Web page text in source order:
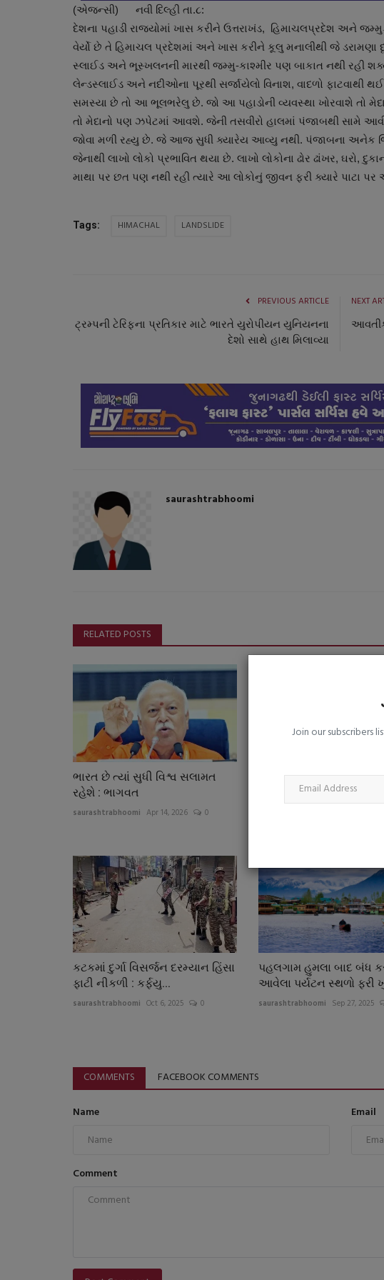
Join our subscribers
(એજન્સી) નવી દિલ્હી તા.૮:
દેશના પહાડી રાજ્યોમાં ખાસ કરીને ઉત્તરાખંડ, હિમાચલપ્રદેશ અને
વેર્યો છે તે હિમાચલ પ્રદેશમાં અને ખાસ કરીને કૂલુ મનાલીથી જે ડરામણા
સ્લાઈડ અને ભૂસ્ખલનની મારથી જમ્મુ-કાશ્મીર પણ બાકાત નથી રહી
લેન્ડસ્લાઈડ અને નદીઓના પૂરથી સર્જાયેલો વિનાશ, વાદળો ફાટવાથી
સમસ્યા છે તો આ ભૂલભરેલુ છે. જો આ પહાડોની વ્યવસ્થા ખોરવાશે તો
તો મેદાનો પણ ઝપેટમાં આવશે. જેની તસવીરો હાલમાં પંજાબથી સામે
જોવા મળી રહ્યુ છે. જે આજ સુધી ક્યારેય આવ્યુ નથી. પંજાબના અનેક
જેનાથી લાખો લોકો પ્રભાવિત થયા છે. લાખો લોકોના ઢોર ઢાંખર,
માથા પર છત પણ નથી રહી ત્યારે આ લોકોનું જીવન ફરી ક્યારે પાટા
Tags: HIMACHAL LANDSLIDE
PREVIOUS ARTICLE
ટ્રમ્પની ટેરિફના પ્રતિકાર માટે ભારતે યુરોપીયન યુનિયનના
દેશો સાથે હાથ મિલાવ્યા
NEXT
saurashtrabhoomi
RELATED POSTS
ભારત છે ત્યાં સુધી વિશ્વ સલામત
રહેશે : ભાગવત
saurashtrabhoomi Apr 14, 2026 0
ચાલુ નાણાકીય વર્ષમાં
ટેકસ આવક રૂા.૪૯.૪૪ લાખ
કરોડ...
કટકમાં દુર્ગા વિસર્જન દરમ્યાન હિંસા
ફાટી નીકળી : કર્ફયુ...
saurashtrabhoomi Oct 6, 2025 0
પહલગામ હુમલા બાદ બંધ
આવેલા પર્યટન સ્થળો ફરી
saurashtrabhoomi Sep 27, 2025
COMMENTS FACEBOOK COMMENTS
Name Email
Comment
ગુજરાતની 289 સરકારી ITIમાં રાજ્યવ્યાપી
વૃક્ષારોપણ અભિયાન,...
saurashtrabhoomi
શ્રમ મંત્રી કુંવરજી બાવાળીયાએ ગાંધીનગર ITI ખાતે કર્યું વૃક્ષારોપણ;
પર્યાવરણ બચાવવા...